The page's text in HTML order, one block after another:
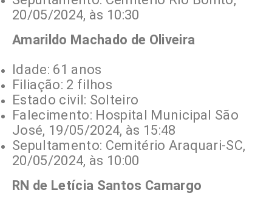
20/05/2024, às 10:30
Amarildo Machado de Oliveira
Idade: 61 anos
Filiação: 2 filhos
Estado civil: Solteiro
Falecimento: Hospital Municipal São
José, 19/05/2024, às 15:48
Sepultamento: Cemitério Araquari-SC,
20/05/2024, às 10:00
RN de Letícia Santos Camargo